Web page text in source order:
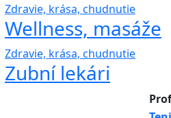
Zdravie, krása, chudnutie
Wellness, masáže
Zdravie, krása, chudnutie
Zubní lekári